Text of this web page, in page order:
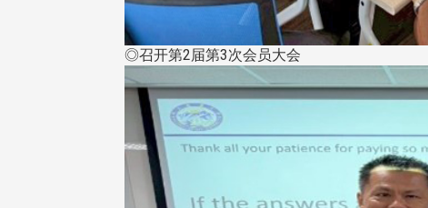
◎召开第2届第3次会员大会
校友会活动 (海
2 版 校友会活动 (海
外、县市)
台北市校友会6月份活动